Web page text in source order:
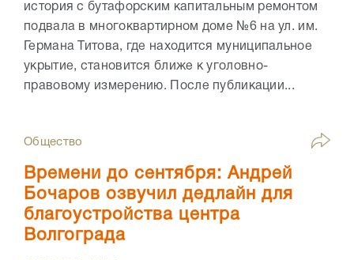
история с бутафорским капитальным ремонтом
подвала в многоквартирном доме №6 на ул. им.
Германа Титова, где находится муниципальное
укрытие, становится ближе к уголовно-
правовому измерению. После публикации...
Общество
Времени до сентября: Андрей
Бочаров озвучил дедлайн для
благоустройства центра
Волгограда